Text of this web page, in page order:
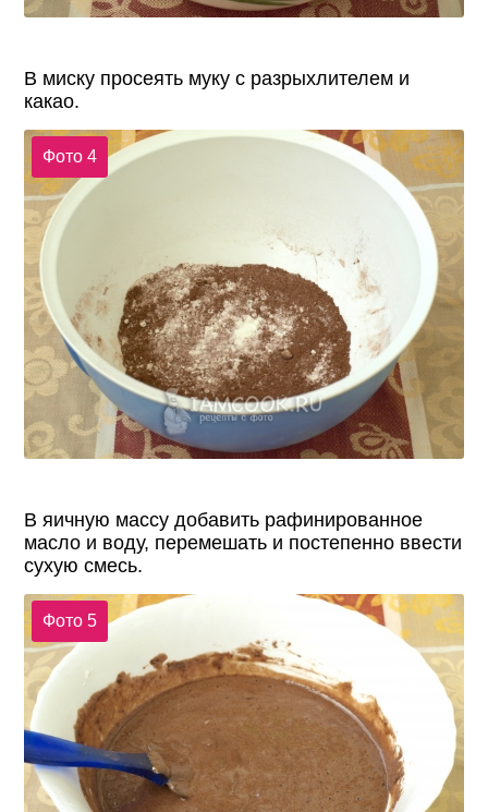
В миску просеять муку с разрыхлителем и
какао.
Фото 4
В яичную массу добавить рафинированное
масло и воду, перемешать и постепенно ввести
сухую смесь.
Фото 5